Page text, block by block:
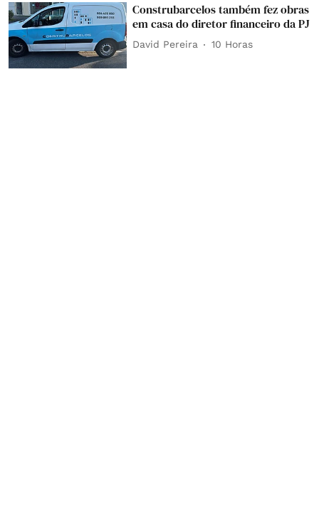
Construbarcelos também fez obras
em casa do diretor financeiro da PJ
David Pereira 10 Horas